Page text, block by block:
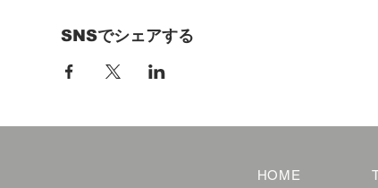
SNSでシェアする
HOME